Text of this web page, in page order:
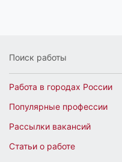
Поиск работы
Работа в городах России
Популярные профессии
Рассылки вакансий
Статьи о работе